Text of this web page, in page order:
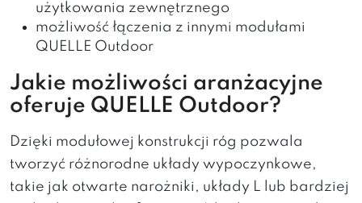
użytkowania zewnętrznego
możliwość łączenia z innymi modułami
QUELLE Outdoor
Jakie możliwości aranżacyjne
oferuje QUELLE Outdoor?
Dzięki modułowej konstrukcji róg pozwala
tworzyć różnorodne układy wypoczynkowe,
takie jak otwarte narożniki, układy L lub bardziej